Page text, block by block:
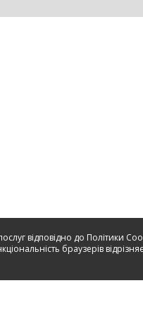
відповідно до Політики
браузерів